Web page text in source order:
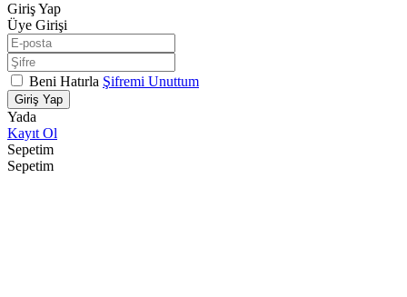
Giriş Yap
Üye Girişi
Beni Hatırla Şifremi Unuttum
Giriş Yap
Yada
Kayıt Ol
Sepetim
Sepetim